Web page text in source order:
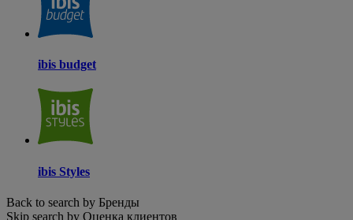
ibis budget
ibis Styles
Back to search by Бренды
Skip search by Оценка клиентов